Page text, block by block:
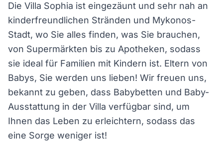
Die Villa Sophia ist eingezäunt und sehr nah an
kinderfreundlichen Stränden und Mykonos-
Stadt, wo Sie alles finden, was Sie brauchen,
von Supermärkten bis zu Apotheken, sodass
sie ideal für Familien mit Kindern ist. Eltern von
Babys, Sie werden uns lieben! Wir freuen uns,
bekannt zu geben, dass Babybetten und Baby-
Ausstattung in der Villa verfügbar sind, um
Ihnen das Leben zu erleichtern, sodass das
eine Sorge weniger ist!